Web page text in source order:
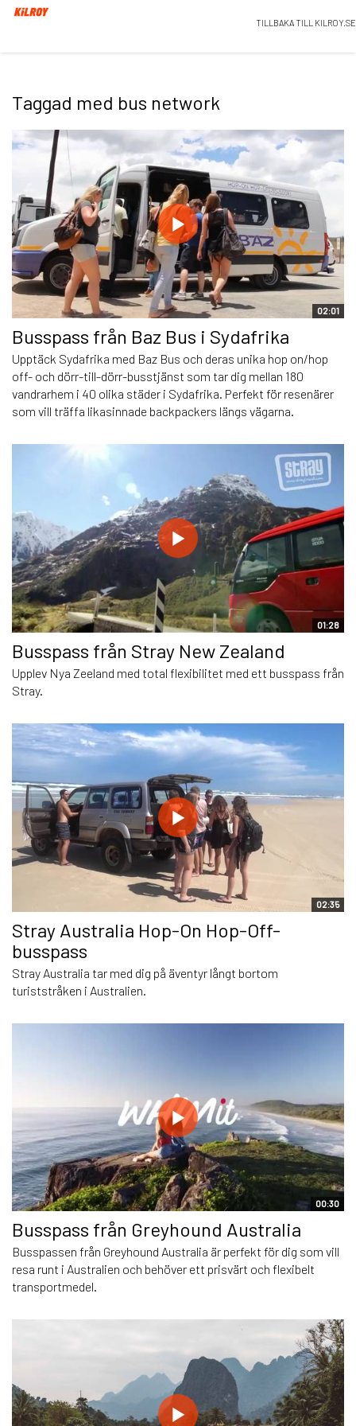
TILLBAKA TILL KILROY.SE
Taggad med bus network
02:01
Busspass från Baz Bus i Sydafrika
Upptäck Sydafrika med Baz Bus och deras unika hop on/hop
off- och dörr-till-dörr-busstjänst som tar dig mellan 180
vandrarhem i 40 olika städer i Sydafrika. Perfekt för resenärer
som vill träffa likasinnade backpackers längs vägarna.
01:28
Busspass från Stray New Zealand
Upplev Nya Zeeland med total flexibilitet med ett busspass från
Stray.
02:35
Stray Australia Hop-On Hop-Off-
busspass
Stray Australia tar med dig på äventyr långt bortom
turiststråken i Australien.
00:30
Busspass från Greyhound Australia
Busspassen från Greyhound Australia är perfekt för dig som vill
resa runt i Australien och behöver ett prisvärt och flexibelt
transportmedel.